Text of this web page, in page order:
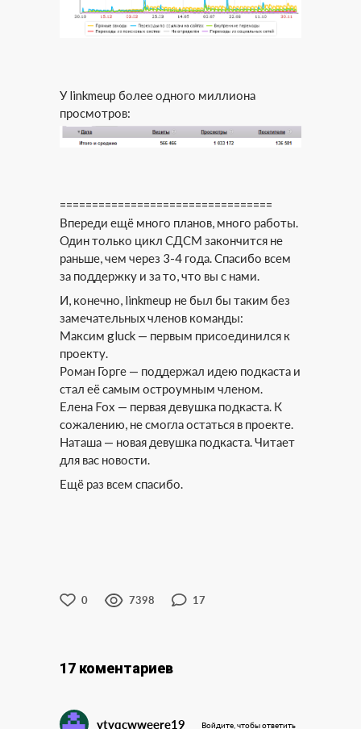
У linkmeup более одного миллиона
просмотров:
=================================
Впереди ещё много планов, много работы.
Один только цикл СДСМ закончится не
раньше, чем через 3-4 года. Спасибо всем
за поддержку и за то, что вы с нами.
И, конечно, linkmeup не был бы таким без
замечательных членов команды:
Максим gluck — первым присоединился к
проекту.
Роман Горге — поддержал идею подкаста и
стал её самым остроумным членом.
Елена Fox — первая девушка подкаста. К
сожалению, не смогла остаться в проекте.
Наташа — новая девушка подкаста. Читает
для вас новости.
Ещё раз всем спасибо.
0 7398 17
17 коментариев
ytyqcwweere19 Войдите, чтобы ответить